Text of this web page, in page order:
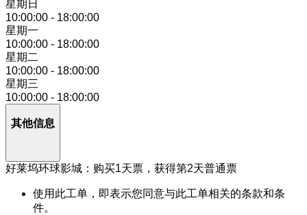
星期日
10:00:00 - 18:00:00
星期一
10:00:00 - 18:00:00
星期二
10:00:00 - 18:00:00
星期三
10:00:00 - 18:00:00
其他信息
好莱坞环球影城：购买1天票，获得第2天普通票
使用此工单，即表示您同意与此工单相关的条款和条
件。